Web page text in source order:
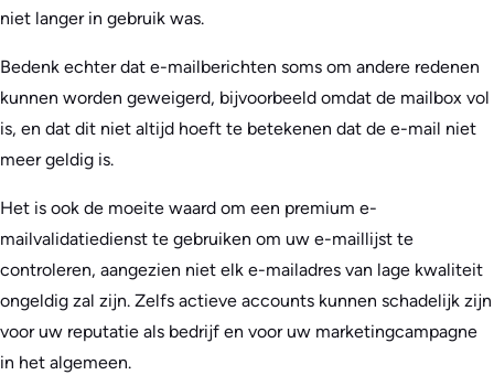
niet langer in gebruik was.
Bedenk echter dat e-mailberichten soms om andere redenen
kunnen worden geweigerd, bijvoorbeeld omdat de mailbox vol
is, en dat dit niet altijd hoeft te betekenen dat de e-mail niet
meer geldig is.
Het is ook de moeite waard om een premium e-
mailvalidatiedienst te gebruiken om uw e-maillijst te
controleren, aangezien niet elk e-mailadres van lage kwaliteit
ongeldig zal zijn. Zelfs actieve accounts kunnen schadelijk zijn
voor uw reputatie als bedrijf en voor uw marketingcampagne
in het algemeen.